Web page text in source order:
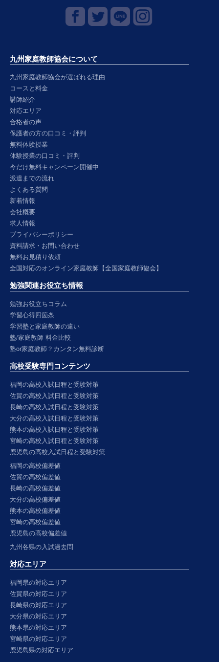
九州家庭教師協会について
九州家庭教師協会が選ばれる理由
コースと料金
講師紹介
対応エリア
合格者の声
保護者の方の口コミ・評判
無料体験授業
体験授業の口コミ・評判
今だけ無料キャンペーン開催中
派遣までの流れ
よくある質問
新着情報
会社概要
求人情報
プライバシーポリシー
資料請求・お問い合わせ
無料お見積り依頼
全国対応のオンライン家庭教師【全国家庭教師協会】
勉強関連お役立ち情報
勉強お役立ちコラム
学習心得四箇条
学習塾と家庭教師の違い
塾/家庭教師 料金比較
塾or家庭教師？カンタン無料診断
高校受験専門コンテンツ
福岡の高校入試日程と受験対策
佐賀の高校入試日程と受験対策
長崎の高校入試日程と受験対策
大分の高校入試日程と受験対策
熊本の高校入試日程と受験対策
宮崎の高校入試日程と受験対策
鹿児島の高校入試日程と受験対策
福岡の高校偏差値
佐賀の高校偏差値
長崎の高校偏差値
大分の高校偏差値
熊本の高校偏差値
宮崎の高校偏差値
鹿児島の高校偏差値
九州各県の入試過去問
対応エリア
福岡県の対応エリア
佐賀県の対応エリア
長崎県の対応エリア
大分県の対応エリア
熊本県の対応エリア
宮崎県の対応エリア
鹿児島県の対応エリア